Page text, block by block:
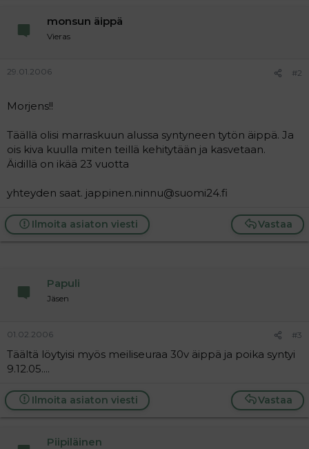
monsun äippä
Vieras
29.01.2006 #2
Morjens!!
Täällä olisi marraskuun alussa syntyneen tytön äippä. Ja
ois kiva kuulla miten teillä kehitytään ja kasvetaan.
Äidillä on ikää 23 vuotta
yhteyden saat. jappinen.ninnu@suomi24.fi
Vastaa
Ilmoita asiaton viesti
Papuli
Jäsen
01.02.2006 #3
Täältä löytyisi myös meiliseuraa 30v äippä ja poika syntyi
9.12.05....
Vastaa
Ilmoita asiaton viesti
Piipiläinen